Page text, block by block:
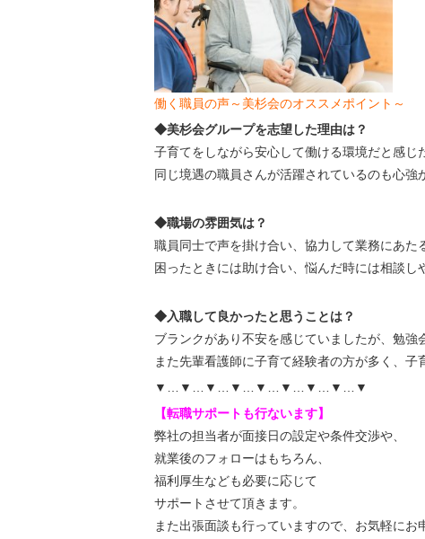
働く職員の声～美杉会のオススメポイント～
◆美杉会グループを志望した理由は？
子育てをしながら安心して働ける環境だと感じ
同じ境遇の職員さんが活躍されているのも心強
◆職場の雰囲気は？
職員同士で声を掛け合い、協力して業務にあた
困ったときには助け合い、悩んだ時には相談し
◆入職して良かったと思うことは？
ブランクがあり不安を感じていましたが、勉強
また先輩看護師に子育て経験者の方が多く、子
▼…▼…▼…▼…▼…▼…▼…▼…▼
【転職サポートも行ないます】
弊社の担当者が面接日の設定や条件交渉や、
就業後のフォローはもちろん、
福利厚生なども必要に応じて
サポートさせて頂きます。
また出張面談も行っていますので、 お気軽にお